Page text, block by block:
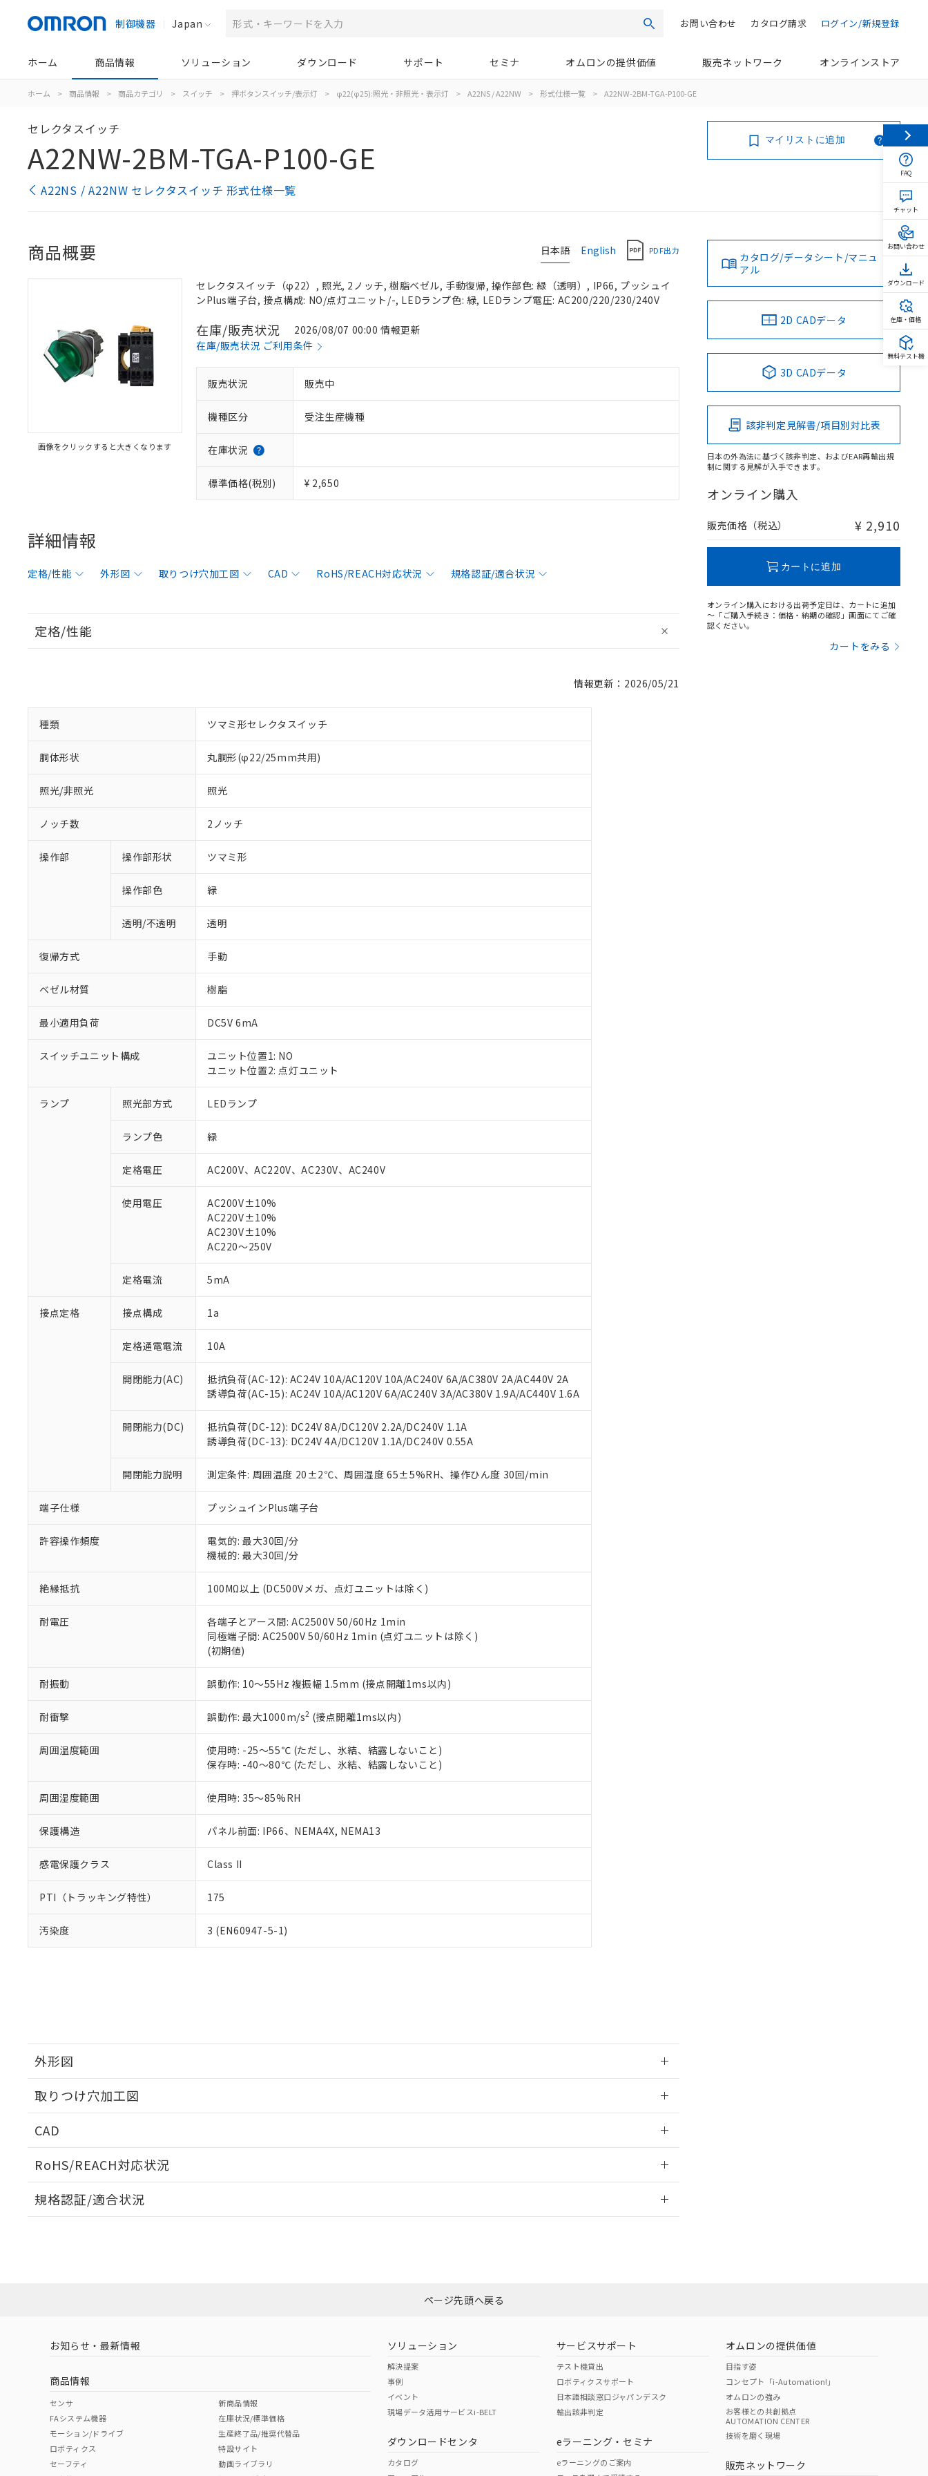
制御機器 Japan 検索 ログイン/新規登録
カタログ請求
お問い合わせ
ホーム 商品情報 ソリューション ダウンロード サポート セミナ オムロンの提供価値 販売ネットワーク オンラインストア
ホーム > 商品情報 > 商品カテゴリ > スイッチ > 押ボタンスイッチ/表示灯 > φ22(φ25):照光・非照光・表示灯 > A22NS / A22NW > 形式仕様一覧 > A22NW-2BM-TGA-P100-GE
セレクタスイッチ
A22NW-2BM-TGA-P100-GE
A22NS / A22NW セレクタスイッチ 形式仕様一覧
マイリストに追加
日本語 English PDF出力
商品概要
画像をクリックすると大きくなります
セレクタスイッチ（φ22）, 照光, 2ノッチ, 樹脂ベゼル, 手動復帰, 操作部色: 緑（透明）, IP66, プッシュイ
ンPlus端子台, 接点構成: NO/点灯ユニット/-, LEDランプ色: 緑, LEDランプ電圧: AC200/220/230/240V
在庫/販売状況
2026/08/07 00:00 情報更新
在庫/販売状況 ご利用条件
販売状況 販売中
機種区分 受注生産機種
在庫状況
標準価格(税別) ¥ 2,650
詳細情報
定格/性能 外形図 取りつけ穴加工図 CAD RoHS/REACH対応状況 規格認証/適合状況
定格/性能
情報更新：2026/05/21
種類 ツマミ形セレクタスイッチ
胴体形状 丸胴形(φ22/25mm共用)
照光/非照光 照光
ノッチ数 2ノッチ
操作部 操作部形状 ツマミ形
操作部色 緑
透明/不透明 透明
復帰方式 手動
ベゼル材質 樹脂
最小適用負荷 DC5V 6mA
スイッチユニット構成
ユニット位置1: NO
ユニット位置2: 点灯ユニット
ランプ 照光部方式 LEDランプ
ランプ色 緑
定格電圧 AC200V、AC220V、AC230V、AC240V
使用電圧
AC200V±10%
AC220V±10%
AC230V±10%
AC220～250V
定格電流 5mA
接点定格 接点構成 1a
定格通電電流 10A
開閉能力(AC)
抵抗負荷(AC-12): AC24V 10A/AC120V 10A/AC240V 6A/AC380V 2A/AC440V 2A
誘導負荷(AC-15): AC24V 10A/AC120V 6A/AC240V 3A/AC380V 1.9A/AC440V 1.6A
開閉能力(DC)
抵抗負荷(DC-12): DC24V 8A/DC120V 2.2A/DC240V 1.1A
誘導負荷(DC-13): DC24V 4A/DC120V 1.1A/DC240V 0.55A
開閉能力説明 測定条件: 周囲温度 20±2℃、周囲湿度 65±5%RH、操作ひん度 30回/min
端子仕様 プッシュインPlus端子台
許容操作頻度
電気的: 最大30回/分
機械的: 最大30回/分
絶縁抵抗 100MΩ以上 (DC500Vメガ、点灯ユニットは除く)
耐電圧
各端子とアース間: AC2500V 50/60Hz 1min
同極端子間: AC2500V 50/60Hz 1min (点灯ユニットは除く)
(初期値)
耐振動 誤動作: 10～55Hz 複振幅 1.5mm (接点開離1ms以内)
耐衝撃 誤動作: 最大1000m/s2 (接点開離1ms以内)
周囲温度範囲
使用時: -25～55℃ (ただし、氷結、結露しないこと)
保存時: -40～80℃ (ただし、氷結、結露しないこと)
周囲湿度範囲 使用時: 35～85%RH
保護構造 パネル前面: IP66、NEMA4X, NEMA13
感電保護クラス Class II
PTI（トラッキング特性） 175
汚染度 3 (EN60947-5-1)
外形図
取りつけ穴加工図
CAD
RoHS/REACH対応状況
EU RoHS 注意事項・凡例
ダウンロードはこちら
中国 RoHS 注意事項・凡例
中国 RoHS表
Pb Hg Cr(VI)
規格認証/適合状況
カタログ/データシート/マニュ
アル
2D CADデータ
3D CADデータ
該非判定見解書/項目別対比表
日本の外為法に基づく該非判定、およびEAR再輸出規
制に関する見解が入手できます。
オンライン購入
販売価格（税込） ¥ 2,910
カートに追加
オンライン購入における出荷予定日は、カートに追加
～「ご購入手続き：価格・納期の確認」画面にてご確
認ください。
カートをみる
ご利用条件
以下の条件をお読みいただき、同意のうえご利用ください。
正式な納期状況および標準価格はお客様のお取引先、またはお客様担当のオムロン制御機器販売店・
当社販売員にご相談ください。
オムロン制御機器販売店や当社販売拠点は「販売ネットワーク
」をご確認ください。
在庫状況および標準価格結果を当社の事前の承諾なく第三者に漏洩または開示しないようお願いしま
す。
マイパーツ機能（部品リスト作成サービス）をご利用いただくには、I-Webメンバーズにご登録され
ている必要があります。
が、当社の製品・サービスに関するお客様との取引・商談に必要な範囲で利用することをご了承くだ
さい。
※当社の共同利用者とは、
いる法人を指します。
対応予定：EU RoHS指令（10物質）の非含有に対応した製品に切り替える予定のある商品です。
対応予定なし：EU RoHS指令（10物質）の非含有に非対応の商品で、対応品を出す予定はありません。
調査・確認中：EU RoHS指令（10物質）の非含有の対応状況を調査中または確認中の商品です。
非該当品：ライセンス料など無形物で、有害物質有無と関係のない商品です。
仕入先様の事情により、非含有部品としていたものが、含有品と判明した場合などやむを得ず変更すること
があります。
*EU RoHS指令（10物質）：
六価クロム(Cr(Ⅵ)) 1000ppm以下、ポリ臭化ビフェニル類(PBB) 1000ppm以下、ポリ臭化ジフェニルエーテル類(PBDE) 1000ppm以下、
但し、RoHS指令で産業用監視および制御機器に対する適用除外項目は除く。
フタル酸エステル類の４物質については閾値を超える意図的な使用がないことを確認しています。
※2 対応予定月
部品在庫の切り替え状況などにより、予定月が前後することがあります。
※3 非含有証明書ダウンロード
EU RoHS指令（10物質）の非含有証明書
51物質の非含有証明書（当社基準）
※本証明書は発行日時点で非含有を証明するもので、過去に遡って非含有を証明するものではありません。
また、RoHS指令のフタル酸エステル類４物質の対応では、対応完了までの期間は出荷製品に未対応品が
混在することから備考欄に対応日を記載しておりました。
既に当社にて対応品への在庫切替を完了していることから、特段のことがない限り、2022年1月12日よ
※1 中国RoHS○×表
「×」：最大均質材料含有率が中国RoHSの基準値を超えていることを示します。
「－」：未確認です。当社販売部門へお問い合わせください。
Pb(鉛) :1000ppm、 Hg(水銀) : 1000ppm、 Cd(カドミウム) : 100ppm、
DBP(フタル酸ジブチル) : 1000ppm、 DIBP(フタル酸ジイソブチル) : 1000ppm、 BBP(フタル酸ブチルベンジル) : 1000ppm、
※2 環境保護使用期限
「ｅ」：有害物質（10物質）のすべてが基準値以下であることを示します。
「10」：通常の使用状況下において有害物質が外部に漏えいし、環境に深刻な影響を及ぼさない年数を意
味します。
「－」：未確認です。当社販売部門へお問い合わせください。
う）を輸出または国外への提供する場合は、日本国政府の輸出許可(または役務取引許可)を取得する
置等に一切使用いたしません。
当社は、貴社製品を第三者に販売する場合は、上記1、2および3の内容を当該第三者に通知します。
また当社は、販売先および販売に係わる関係者が違法に輸出するおそれがある場合は、取り引きをい
たしません。
記
説明
△ 一定数には満たないが在庫あり
－
在庫なし(最新の在庫状況については、お客様のお取引先、またはお客様担当のオムロン制御
機器販売店・当社販売員にご確認ください)
空
白
受注生産機種、また在庫状況の情報を公開していない機種
ページ先頭へ戻る
お知らせ・最新情報
商品情報
センサ
FAシステム機器
モーション/ドライブ
ロボティクス
セーフティ
新商品情報
在庫状況/標準価格
生産終了品/推奨代替品
特設サイト
動画ライブラリ
ソリューション
解決提案
事例
イベント
現場データ活用サービスi-BELT
ダウンロードセンタ
カタログ
サービスサポート
テスト機貸出
ロボティクスサポート
日本語相談窓口ジャパンデスク
輸出該非判定
eラーニング・セミナ
eラーニングのご案内
オムロンの提供価値
目指す姿
コンセプト「i-Automation!」
オムロンの強み
お客様との共創拠点
AUTOMATION CENTER
技術を磨く現場
販売ネットワーク
FAQ
チャット
お問い合わせ
ダウンロード
在庫・価格
無料テスト機